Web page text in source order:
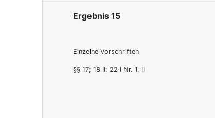
Ergebnis 15
Einzelne Vorschriften
§§ 17; 18 II; 22 I Nr. 1, II